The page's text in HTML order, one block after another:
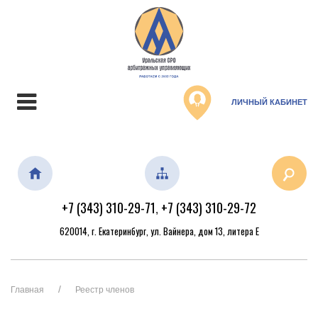
ЛИЧНЫЙ КАБИНЕТ
+7 (343) 310-29-71, +7 (343) 310-29-72
620014, г. Екатеринбург, ул. Вайнера, дом 13, литера Е
Главная Реестр членов